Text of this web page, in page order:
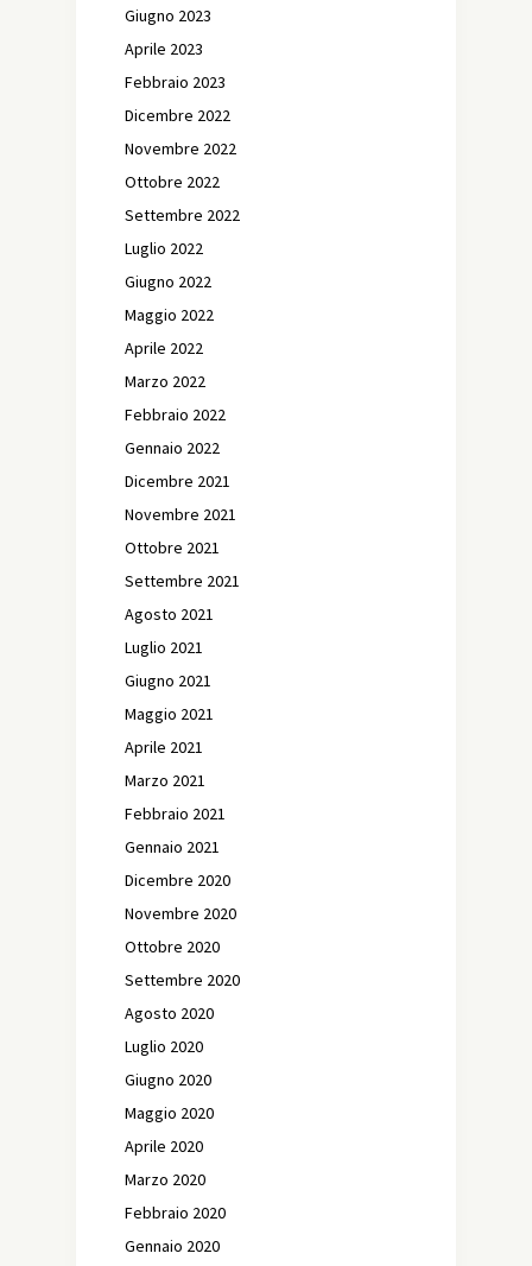
Giugno 2023
Aprile 2023
Febbraio 2023
Dicembre 2022
Novembre 2022
Ottobre 2022
Settembre 2022
Luglio 2022
Giugno 2022
Maggio 2022
Aprile 2022
Marzo 2022
Febbraio 2022
Gennaio 2022
Dicembre 2021
Novembre 2021
Ottobre 2021
Settembre 2021
Agosto 2021
Luglio 2021
Giugno 2021
Maggio 2021
Aprile 2021
Marzo 2021
Febbraio 2021
Gennaio 2021
Dicembre 2020
Novembre 2020
Ottobre 2020
Settembre 2020
Agosto 2020
Luglio 2020
Giugno 2020
Maggio 2020
Aprile 2020
Marzo 2020
Febbraio 2020
Gennaio 2020